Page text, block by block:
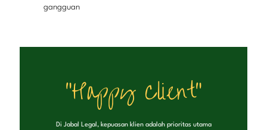
gangguan
"Happy Client"
Di Jabal Legal, kepuasan klien adalah prioritas utama